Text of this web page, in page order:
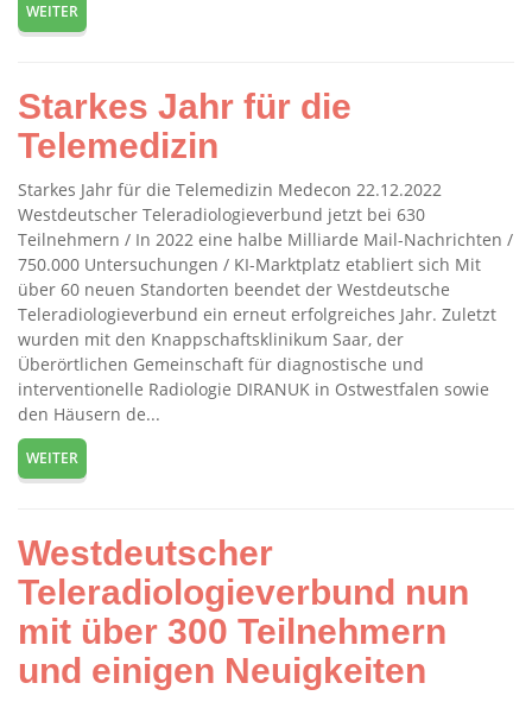
WEITER
Starkes Jahr für die
Telemedizin
Starkes Jahr für die Telemedizin Medecon 22.12.2022
Westdeutscher Teleradiologieverbund jetzt bei 630
Teilnehmern / In 2022 eine halbe Milliarde Mail-Nachrichten /
750.000 Untersuchungen / KI-Marktplatz etabliert sich Mit
über 60 neuen Standorten beendet der Westdeutsche
Teleradiologieverbund ein erneut erfolgreiches Jahr. Zuletzt
wurden mit den Knappschaftsklinikum Saar, der
Überörtlichen Gemeinschaft für diagnostische und
interventionelle Radiologie DIRANUK in Ostwestfalen sowie
den Häusern de...
WEITER
Westdeutscher
Teleradiologieverbund nun
mit über 300 Teilnehmern
und einigen Neuigkeiten